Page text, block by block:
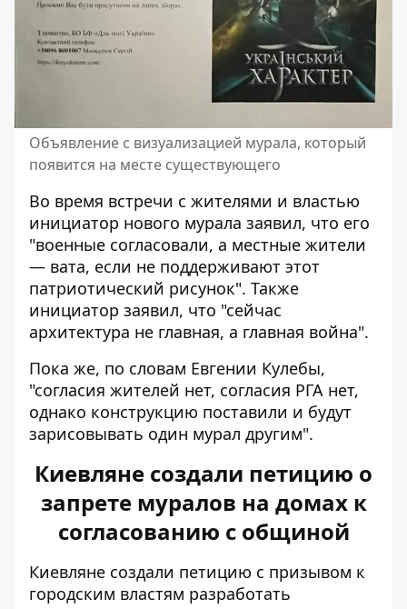
Объявление с визуализацией мурала, который
появится на месте существующего
Во время встречи с жителями и властью
инициатор нового мурала заявил, что его
"военные согласовали, а местные жители
— вата, если не поддерживают этот
патриотический рисунок". Также
инициатор заявил, что "сейчас
архитектура не главная, а главная война".
Пока же, по словам Евгении Кулебы,
"согласия жителей нет, согласия РГА нет,
однако конструкцию поставили и будут
зарисовывать один мурал другим".
Киевляне создали петицию о
запрете муралов на домах к
согласованию с общиной
Киевляне создали петицию с призывом к
городским властям разработать